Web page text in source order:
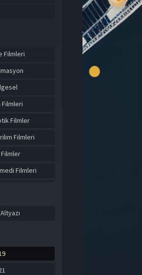
Filmleri
Filmleri
Filmler
Filmleri
Filmler
Filmleri